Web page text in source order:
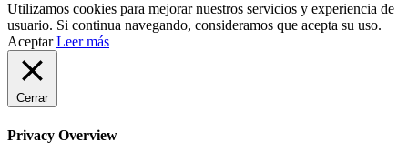
Utilizamos cookies para mejorar nuestros servicios y experiencia de
usuario. Si continua navegando, consideramos que acepta su uso.
Aceptar Leer más
Cerrar
Privacy Overview